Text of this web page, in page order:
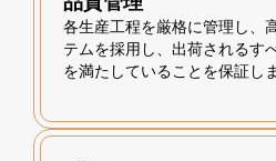
各生産工程を厳格に管理し、
テムを採用し、出荷されるす
を満たしていることを保証しま